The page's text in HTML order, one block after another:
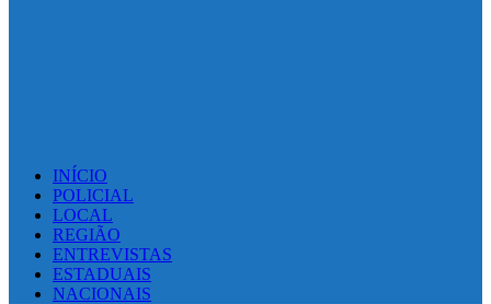
INÍCIO
POLICIAL
LOCAL
REGIÃO
ENTREVISTAS
ESTADUAIS
NACIONAIS